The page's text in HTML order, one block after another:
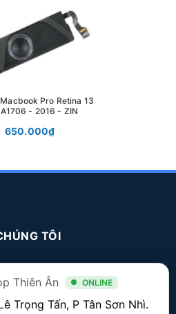
Pro Retina 13
- 2016 - ZIN
650.000₫
TÔI
Thiên Ân ONLINE
Trọng Tấn, P Tân Sơn Nhì.